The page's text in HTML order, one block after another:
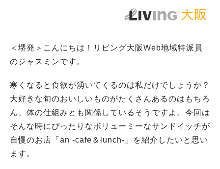
＜堺発＞こんにちは！リビング大阪Web地域特派員
のジャスミンです。
寒くなると食欲が湧いてくるのは私だけでしょうか？
大好きな旬のおいしいものがたくさんあるのはもちろ
ん、体の仕組みとも関係しているそうですよ。今回は
そんな時にぴったりなボリューミーなサンドイッチが
自慢のお店「an -cafe＆lunch-」を紹介したいと思い
ます。